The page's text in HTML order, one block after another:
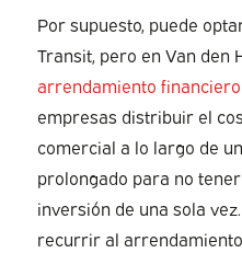
Por supuesto, puede
Transit, pero en Van den
arrendamiento financiero
empresas distribuir el
comercial a lo largo de
prolongado para no
inversión de una sola
recurrir al